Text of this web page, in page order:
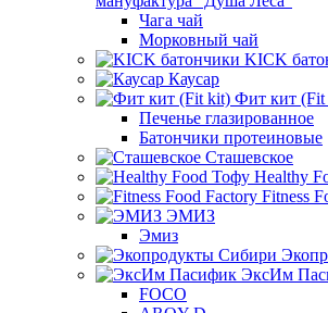
Чага чай
Морковный чай
KICK
Каусар
Фит кит (Fit
Печенье глазированное
Батончики протеиновые
Сташевское
Healthy
Fitness
ЭМИЗ
Эмиз
ЭксИм
FOCO